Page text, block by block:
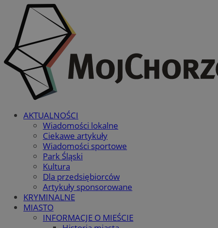
AKTUALNOŚCI
Wiadomości lokalne
Ciekawe artykuły
Wiadomości sportowe
Park Śląski
Kultura
Dla przedsiębiorców
Artykuły sponsorowane
KRYMINALNE
MIASTO
INFORMACJE O MIEŚCIE